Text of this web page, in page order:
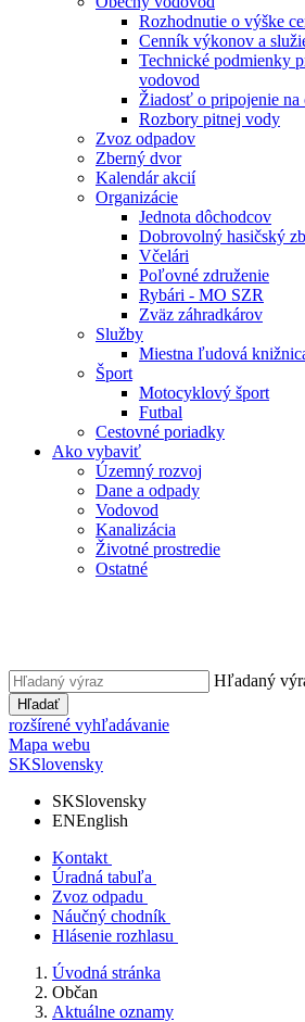
Rozhodnutie o výške
Cenník výkonov a
Technické podmienky
vodovod
Žiadosť o pripojenie na
Rozbory pitnej vody
Zvoz odpadov
Zberný dvor
Kalendár akcií
Organizácie
Jednota dôchodcov
Dobrovolný hasičský
Včelári
Poľovné združenie
Rybári - MO SZR
Zväz záhradkárov
Služby
Miestna ľudová
Šport
Motocyklový šport
Futbal
Cestovné poriadky
Ako vybaviť
Územný rozvoj
Dane a odpady
Vodovod
Kanalizácia
Životné prostredie
Ostatné
Hľadaný
Hľadať
rozšírené vyhľadávanie
Mapa webu
SKSlovensky
SKSlovensky
ENEnglish
Kontakt
Úradná tabuľa
Zvoz odpadu
Náučný chodník
Hlásenie rozhlasu
Úvodná stránka
Občan
Aktuálne oznamy